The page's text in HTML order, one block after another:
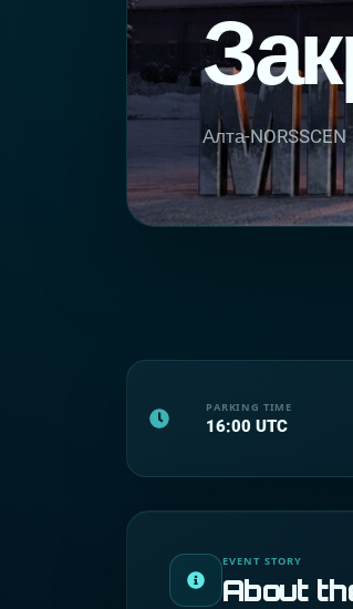
Алта-
PARKING TIME
16:00 UTC
EVENT STORY
About